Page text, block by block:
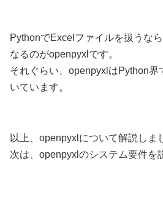
PythonでExcelファイルを扱うな
なるのがopenpyxlです。
それぐらい、openpyxlはPython界
いています。
以上、openpyxlについて解説しま
次は、openpyxlのシステム要件を